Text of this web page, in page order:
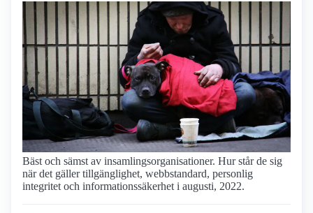
Bäst och sämst av insamlings­organisationer. Hur står de sig
när det gäller tillgänglighet, webbstandard, personlig
integritet och informationssäkerhet i augusti, 2022.